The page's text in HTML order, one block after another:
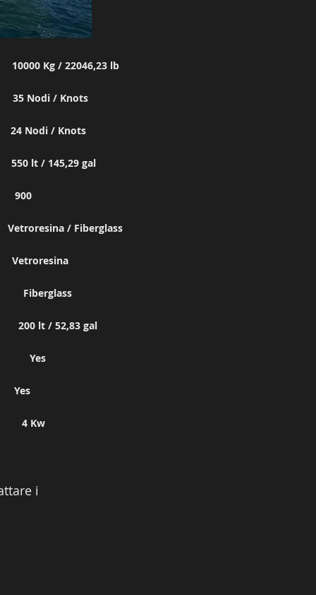
Kg / 22046,23 lb
Nodi / Knots
24 Nodi / Knots
lt / 145,29 gal
900
/ Fiberglass
lt / 52,83 gal
Yes
4 Kw
i